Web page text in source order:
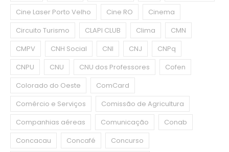
Cine Laser Porto Velho
Cine RO
Cinema
Circuito Turismo
CLAPI CLUB Clima
CMN
CMPV
CNH Social CNI CNJ
CNPq
CNPU
CNU CNU dos Professores
Cofen
Colorado do Oeste
ComCard
Comércio e Serviços
Comissão de Agricultura
Companhias aéreas
Comunicação
Conab
Concacau
Concafé
Concurso